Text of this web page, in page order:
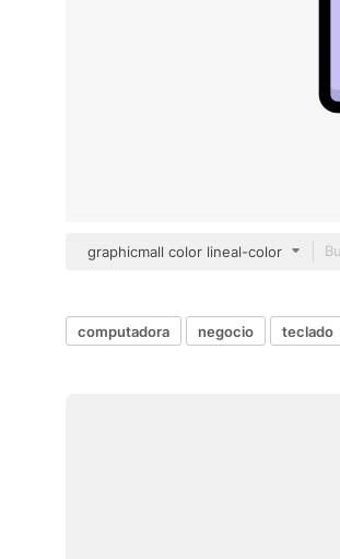
graphicmall color lineal-color
computadora negocio teclado